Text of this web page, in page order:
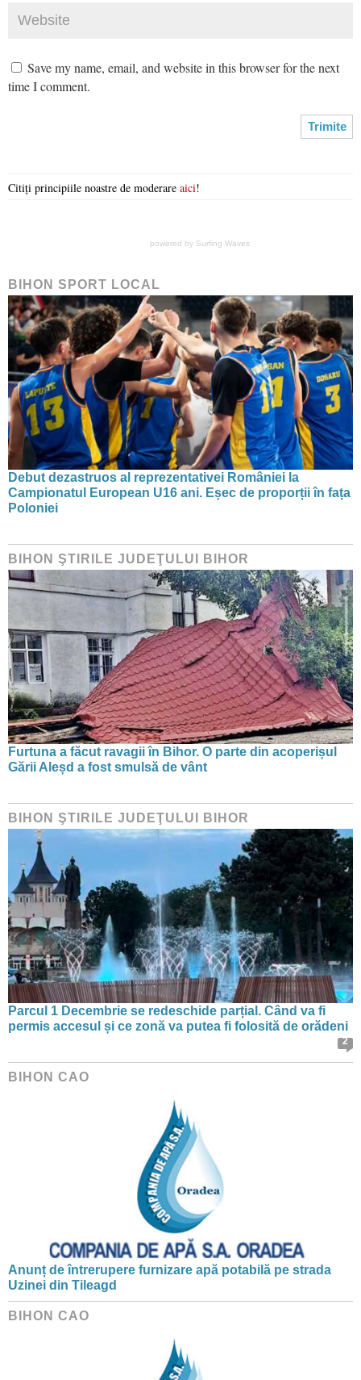
Save my name, email, and website in this browser for the next
time I comment.
Citiți principiile noastre de moderare aici!
powered by Surfing Waves
BIHON SPORT LOCAL
Debut dezastruos al reprezentativei României la
Campionatul European U16 ani. Eșec de proporții în fața
Poloniei
BIHON ŞTIRILE JUDEŢULUI BIHOR
Furtuna a făcut ravagii în Bihor. O parte din acoperișul
Gării Aleșd a fost smulsă de vânt
BIHON ŞTIRILE JUDEŢULUI BIHOR
Parcul 1 Decembrie se redeschide parțial. Când va fi
permis accesul și ce zonă va putea fi folosită de orădeni
2
BIHON CAO
Anunț de întrerupere furnizare apă potabilă pe strada
Uzinei din Tileagd
BIHON CAO